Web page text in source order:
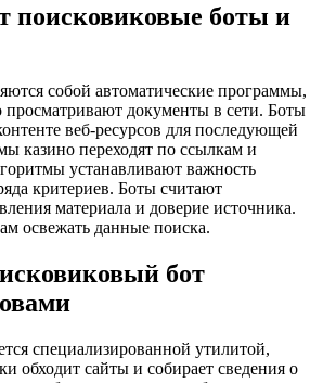
поисковиковые боты и
собой автоматические программы,
просматривают документы в сети. Боты
веб-ресурсов для последующей
казино переходят по ссылкам и
устанавливают важность
критериев. Боты считают
материала и доверие источника.
освежать данные поиска.
бот
специализированной утилитой,
обходит сайты и собирает сведения о